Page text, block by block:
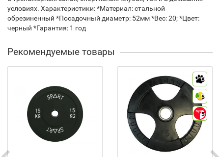
условиях. Характеристики: *Материал: стальной
обрезиненный *Посадочный диаметр: 52мм *Вес: 20; *Цвет:
черный *Гарантия: 1 год
Рекомендуемые товары
5
5
5